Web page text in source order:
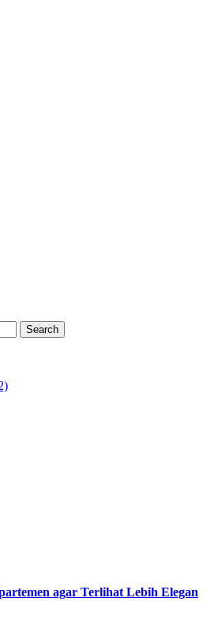
agar Terlihat Lebih Elegan